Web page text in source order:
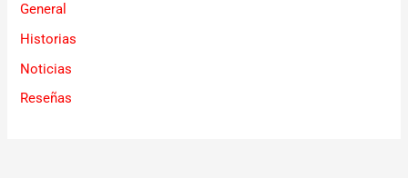
General
Historias
Noticias
Reseñas